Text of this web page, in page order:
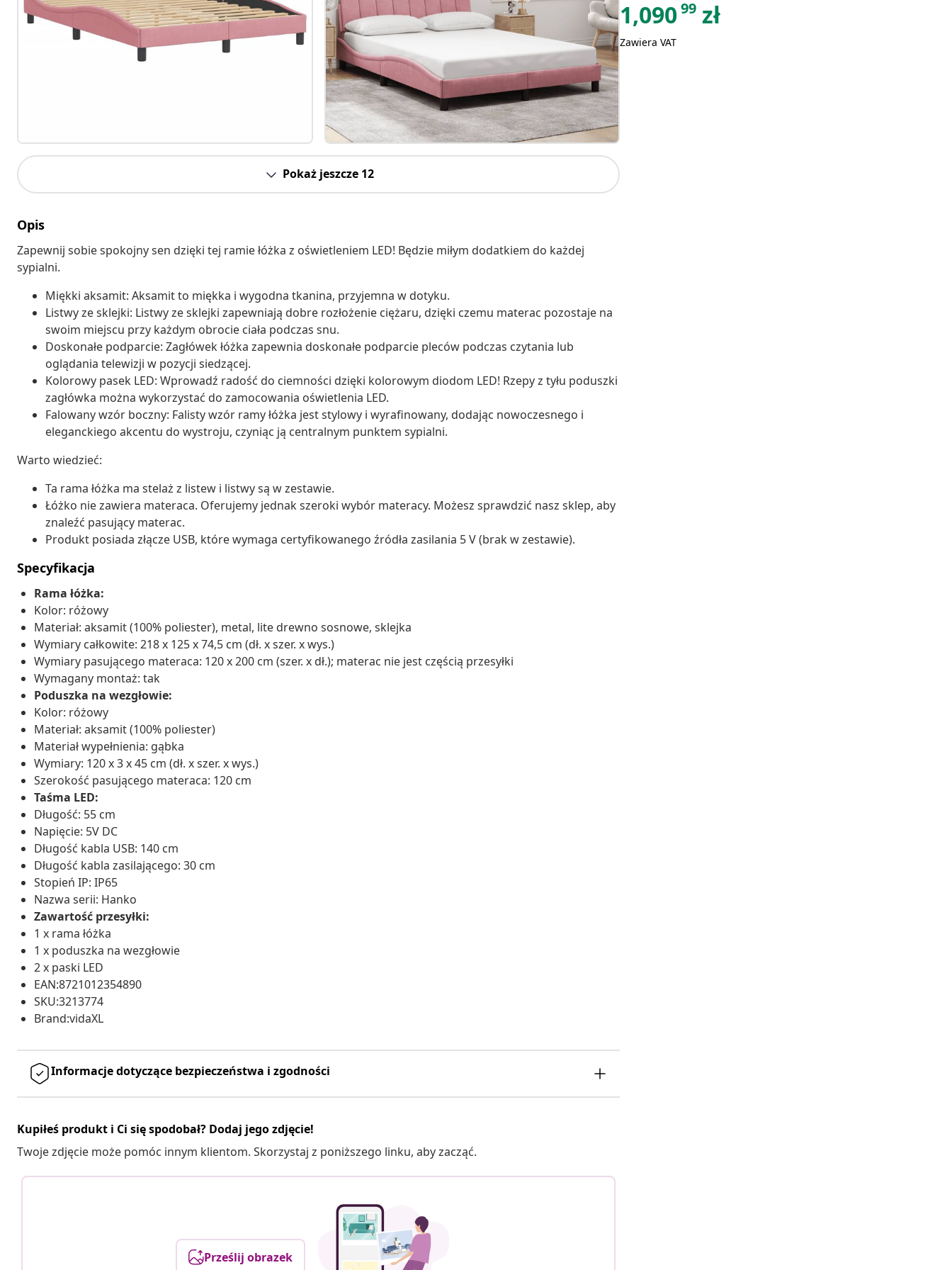
Pokaż jeszcze 12
Opis
Zapewnij sobie spokojny sen dzięki tej ramie łóżka z oświetleniem LED! Będzie miłym dodatkiem do każdej
sypialni.
Miękki aksamit: Aksamit to miękka i wygodna tkanina, przyjemna w dotyku.
Listwy ze sklejki: Listwy ze sklejki zapewniają dobre rozłożenie ciężaru, dzięki czemu materac pozostaje na
swoim miejscu przy każdym obrocie ciała podczas snu.
Doskonałe podparcie: Zagłówek łóżka zapewnia doskonałe podparcie pleców podczas czytania lub
oglądania telewizji w pozycji siedzącej.
Kolorowy pasek LED: Wprowadź radość do ciemności dzięki kolorowym diodom LED! Rzepy z tyłu poduszki
zagłówka można wykorzystać do zamocowania oświetlenia LED.
Falowany wzór boczny: Falisty wzór ramy łóżka jest stylowy i wyrafinowany, dodając nowoczesnego i
eleganckiego akcentu do wystroju, czyniąc ją centralnym punktem sypialni.
Warto wiedzieć:
Ta rama łóżka ma stelaż z listew i listwy są w zestawie.
Łóżko nie zawiera materaca. Oferujemy jednak szeroki wybór materacy. Możesz sprawdzić nasz sklep, aby
znaleźć pasujący materac.
Produkt posiada złącze USB, które wymaga certyfikowanego źródła zasilania 5 V (brak w zestawie).
Specyfikacja
Rama łóżka:
Kolor: różowy
Materiał: aksamit (100% poliester), metal, lite drewno sosnowe, sklejka
Wymiary całkowite: 218 x 125 x 74,5 cm (dł. x szer. x wys.)
Wymiary pasującego materaca: 120 x 200 cm (szer. x dł.); materac nie jest częścią przesyłki
Wymagany montaż: tak
Poduszka na wezgłowie:
Kolor: różowy
Materiał: aksamit (100% poliester)
Materiał wypełnienia: gąbka
Wymiary: 120 x 3 x 45 cm (dł. x szer. x wys.)
Szerokość pasującego materaca: 120 cm
Taśma LED:
Długość: 55 cm
Napięcie: 5V DC
Długość kabla USB: 140 cm
Długość kabla zasilającego: 30 cm
Stopień IP: IP65
Nazwa serii: Hanko
Zawartość przesyłki:
1 x rama łóżka
1 x poduszka na wezgłowie
2 x paski LED
EAN:8721012354890
SKU:3213774
Brand:vidaXL
Informacje dotyczące bezpieczeństwa i zgodności
Kupiłeś produkt i Ci się spodobał? Dodaj jego zdjęcie!
Twoje zdjęcie może pomóc innym klientom. Skorzystaj z poniższego linku, aby zacząć.
Prześlij obrazek
1,09099 zł
Zawiera VAT